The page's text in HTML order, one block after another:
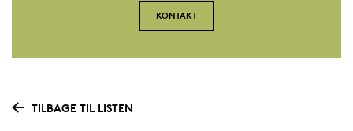
KONTAKT
TILBAGE TIL LISTEN